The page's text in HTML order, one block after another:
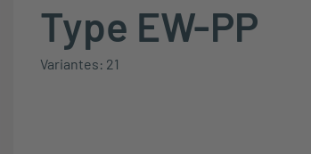
Type EW-PP
Variantes: 21